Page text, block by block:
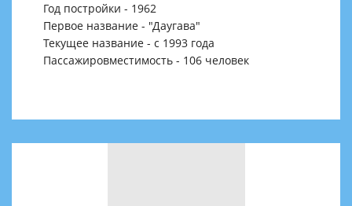
Год постройки - 1962
Первое название - "Даугава"
Текущее название - с 1993 года
Пассажировместимость - 106 человек